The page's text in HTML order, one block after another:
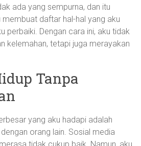
ada yang sempurna, dan itu
daftar hal-hal yang aku
perbaiki. Dengan cara ini, aku tidak
kelemahan, tetapi juga merayakan
Tanpa
yang aku hadapi adalah
orang lain. Sosial media